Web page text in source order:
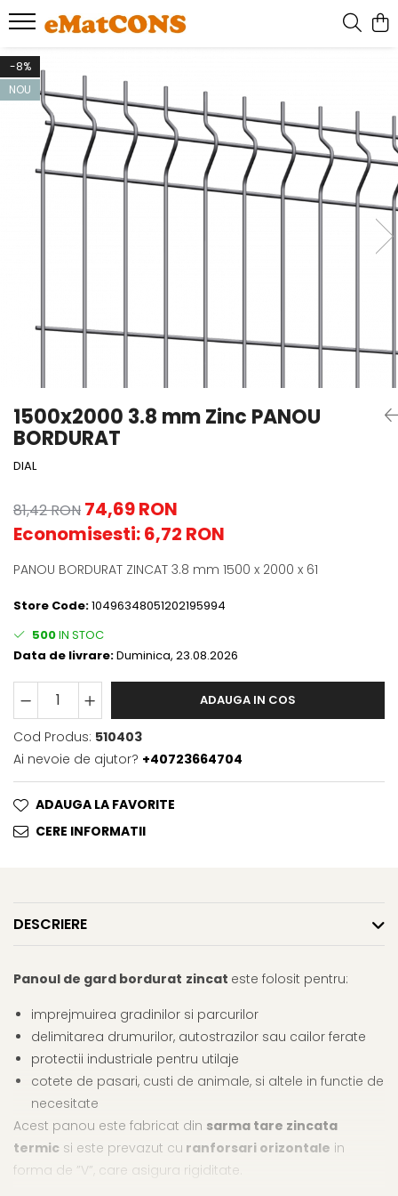
-8%
NOU
1500x2000 3.8 mm Zinc PANOU
BORDURAT
DIAL
81,42 RON 74,69 RON
Economisesti:6,72 RON
PANOU BORDURAT ZINCAT 3.8 mm 1500 x 2000 x 61
Store Code:10496348051202195994
500IN STOC
Data de livrare:Duminica, 23.08.2026
ADAUGA IN COS
Cod Produs: 510403
Ai nevoie de ajutor? +40723664704
ADAUGA LA FAVORITE
CERE INFORMATII
DESCRIERE
Panoul de gard bordurat zincat este folosit pentru:
imprejmuirea gradinilor si parcurilor
delimitarea drumurilor, autostrazilor sau cailor ferate
protectii industriale pentru utilaje
cotete de pasari, custi de animale, si altele in functie de
necesitate
Acest panou este fabricat din sarma tare zincata
termic si este prevazut cu ranforsari orizontale in
forma de ”V”, care asigura rigiditate.